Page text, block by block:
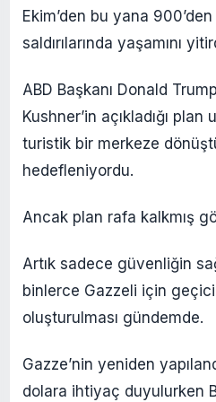
Ekim’den bu yana
saldırılarında yaşamını
ABD Başkanı Donald
Kushner’in açıkladığı plan
turistik bir merkeze
hedefleniyordu.
Ancak plan rafa kalkmış
Artık sadece güvenliğin
binlerce Gazzeli için geçici
oluşturulması gündemde.
Gazze’nin yeniden
dolara ihtiyaç duyulurken